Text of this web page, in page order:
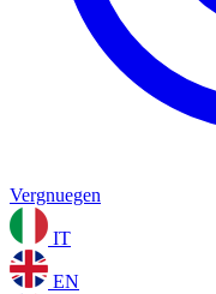
Vergnuegen
IT
EN